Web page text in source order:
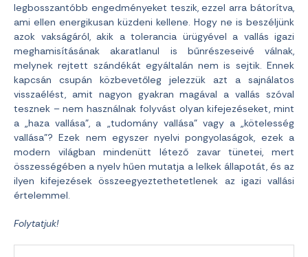
legbosszantóbb engedményeket teszik, ezzel arra bátorítva,
ami ellen energikusan küzdeni kellene. Hogy ne is beszéljünk
azok vakságáról, akik a tolerancia ürügyével a vallás igazi
meghamisításának akaratlanul is bűnrészeseivé válnak,
melynek rejtett szándékát egyáltalán nem is sejtik. Ennek
kapcsán csupán közbevetőleg jelezzük azt a sajnálatos
visszaélést, amit nagyon gyakran magával a vallás szóval
tesznek – nem használnak folyvást olyan kifejezéseket, mint
a „haza vallása”, a „tudomány vallása” vagy a „kötelesség
vallása”? Ezek nem egyszer nyelvi pongyolaságok, ezek a
modern világban mindenütt létező zavar tünetei, mert
összességében a nyelv hűen mutatja a lelkek állapotát, és az
ilyen kifejezések összeegyeztethetetlenek az igazi vallási
értelemmel.
Folytatjuk!